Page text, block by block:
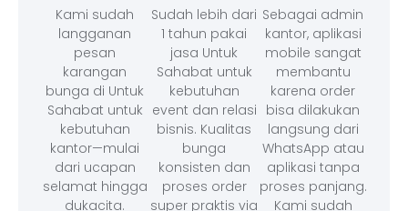
Kami sudah
langganan
pesan
karangan
bunga di Untuk
Sahabat untuk
kebutuhan
kantor—mulai
dari ucapan
selamat hingga
dukacita.
Sudah lebih dari
1 tahun pakai
jasa Untuk
Sahabat untuk
kebutuhan
event dan relasi
bisnis. Kualitas
bunga
konsisten dan
proses order
super praktis via
Sebagai admin
kantor, aplikasi
mobile sangat
membantu
karena order
bisa dilakukan
langsung dari
WhatsApp atau
aplikasi tanpa
proses panjang.
Kami sudah